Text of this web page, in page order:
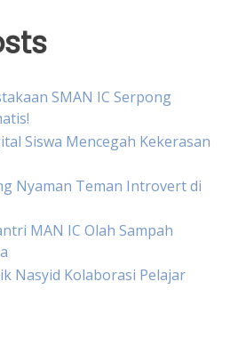
SMAN IC Serpong
Siswa Mencegah Kekerasan
Nyaman Teman Introvert di
MAN IC Olah Sampah
Nasyid Kolaborasi Pelajar